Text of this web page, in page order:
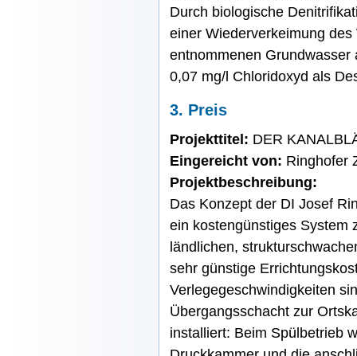
Durch biologische
einer Wiederverkeimung
entnommenen
0,07 mg/l Chloridoxyd als
3. Preis
Projekttitel: DER
Eingereicht von: Ringhofer
Projektbeschreibung:
Das Konzept der DI Josef
ein kostengünstiges System
ländlichen,
sehr günstige
Verlegegeschwindigkeiten
Übergangsschacht zur
installiert: Beim Spülbetrieb